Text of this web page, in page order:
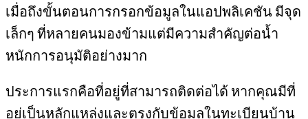
เมื่อถึงขั้นตอนการกรอกข้อมูลในแอปพลิเคชัน มีจุด
เล็กๆ ที่หลายคนมองข้ามแต่มีความสำคัญต่อน้ำ
หนักการอนุมัติอย่างมาก
ประการแรกคือที่อยู่ที่สามารถติดต่อได้ หากคุณมีที่
อยู่เป็นหลักแหล่งและตรงกับข้อมูลในทะเบียนบ้าน